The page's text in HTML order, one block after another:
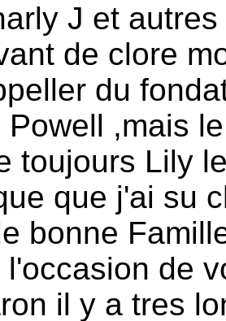
J et
de clore
du
Powell ,mais
toujours Lily
que j'ai su
bonne
l'occasion de
il y a tres